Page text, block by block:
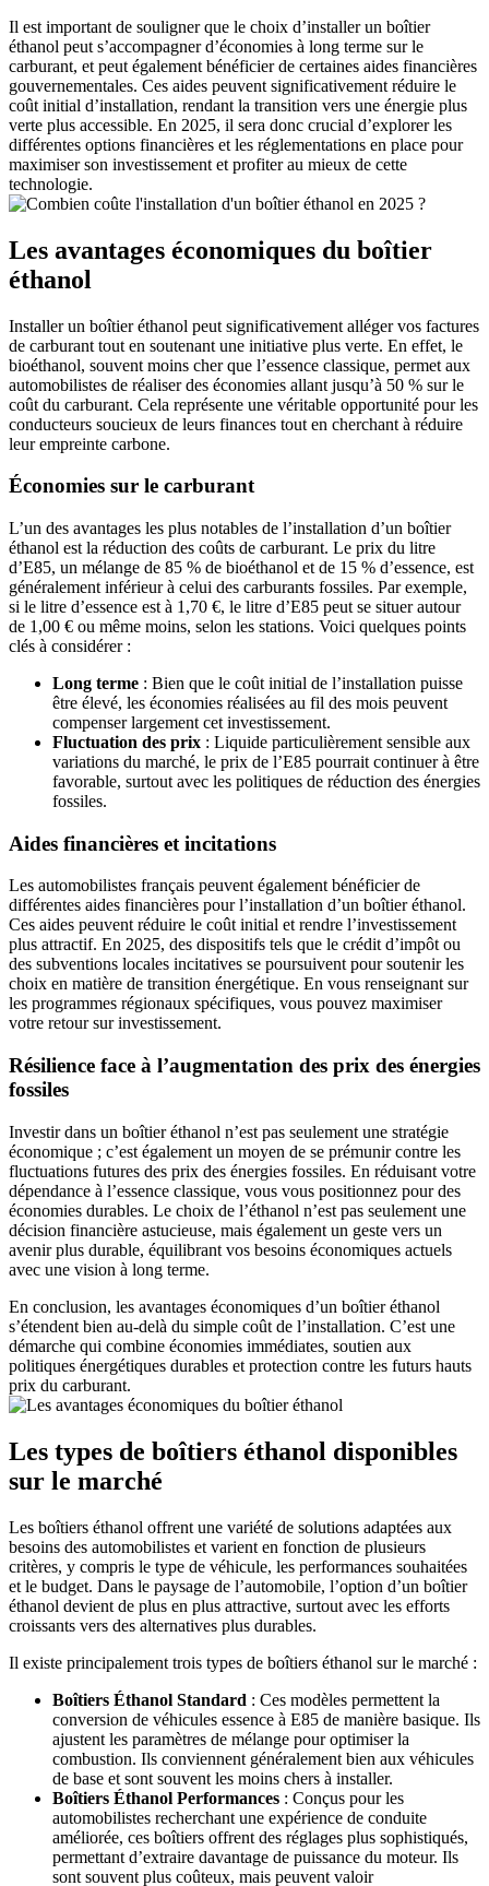
Il est important de souligner que le choix d’installer un boîtier
éthanol peut s’accompagner d’économies à long terme sur le
carburant, et peut également bénéficier de certaines aides financières
gouvernementales. Ces aides peuvent significativement réduire le
coût initial d’installation, rendant la transition vers une énergie plus
verte plus accessible. En 2025, il sera donc crucial d’explorer les
différentes options financières et les réglementations en place pour
maximiser son investissement et profiter au mieux de cette
technologie.
Les avantages économiques du boîtier
éthanol
Installer un boîtier éthanol peut significativement alléger vos factures
de carburant tout en soutenant une initiative plus verte. En effet, le
bioéthanol, souvent moins cher que l’essence classique, permet aux
automobilistes de réaliser des économies allant jusqu’à 50 % sur le
coût du carburant. Cela représente une véritable opportunité pour les
conducteurs soucieux de leurs finances tout en cherchant à réduire
leur empreinte carbone.
Économies sur le carburant
L’un des avantages les plus notables de l’installation d’un boîtier
éthanol est la réduction des coûts de carburant. Le prix du litre
d’E85, un mélange de 85 % de bioéthanol et de 15 % d’essence, est
généralement inférieur à celui des carburants fossiles. Par exemple,
si le litre d’essence est à 1,70 €, le litre d’E85 peut se situer autour
de 1,00 € ou même moins, selon les stations. Voici quelques points
clés à considérer :
Long terme : Bien que le coût initial de l’installation puisse
être élevé, les économies réalisées au fil des mois peuvent
compenser largement cet investissement.
Fluctuation des prix : Liquide particulièrement sensible aux
variations du marché, le prix de l’E85 pourrait continuer à être
favorable, surtout avec les politiques de réduction des énergies
fossiles.
Aides financières et incitations
Les automobilistes français peuvent également bénéficier de
différentes aides financières pour l’installation d’un boîtier éthanol.
Ces aides peuvent réduire le coût initial et rendre l’investissement
plus attractif. En 2025, des dispositifs tels que le crédit d’impôt ou
des subventions locales incitatives se poursuivent pour soutenir les
choix en matière de transition énergétique. En vous renseignant sur
les programmes régionaux spécifiques, vous pouvez maximiser
votre retour sur investissement.
Résilience face à l’augmentation des prix des énergies
fossiles
Investir dans un boîtier éthanol n’est pas seulement une stratégie
économique ; c’est également un moyen de se prémunir contre les
fluctuations futures des prix des énergies fossiles. En réduisant votre
dépendance à l’essence classique, vous vous positionnez pour des
économies durables. Le choix de l’éthanol n’est pas seulement une
décision financière astucieuse, mais également un geste vers un
avenir plus durable, équilibrant vos besoins économiques actuels
avec une vision à long terme.
En conclusion, les avantages économiques d’un boîtier éthanol
s’étendent bien au-delà du simple coût de l’installation. C’est une
démarche qui combine économies immédiates, soutien aux
politiques énergétiques durables et protection contre les futurs hauts
prix du carburant.
Les types de boîtiers éthanol disponibles
sur le marché
Les boîtiers éthanol offrent une variété de solutions adaptées aux
besoins des automobilistes et varient en fonction de plusieurs
critères, y compris le type de véhicule, les performances souhaitées
et le budget. Dans le paysage de l’automobile, l’option d’un boîtier
éthanol devient de plus en plus attractive, surtout avec les efforts
croissants vers des alternatives plus durables.
Il existe principalement trois types de boîtiers éthanol sur le marché :
Boîtiers Éthanol Standard : Ces modèles permettent la
conversion de véhicules essence à E85 de manière basique. Ils
ajustent les paramètres de mélange pour optimiser la
combustion. Ils conviennent généralement bien aux véhicules
de base et sont souvent les moins chers à installer.
Boîtiers Éthanol Performances : Conçus pour les
automobilistes recherchant une expérience de conduite
améliorée, ces boîtiers offrent des réglages plus sophistiqués,
permettant d’extraire davantage de puissance du moteur. Ils
sont souvent plus coûteux, mais peuvent valoir